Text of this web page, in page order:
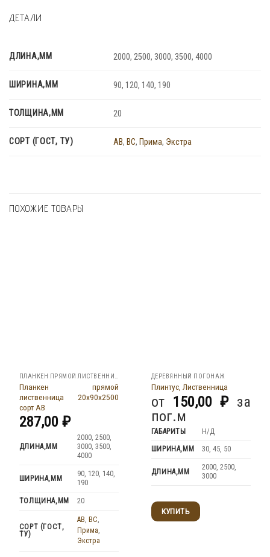
ДЕТАЛИ
ДЛИНА,ММ 2000, 2500, 3000, 3500, 4000
ШИРИНА,ММ 90, 120, 140, 190
ТОЛЩИНА,ММ 20
СОРТ (ГОСТ, ТУ) AB, BC, Прима, Экстра
ПОХОЖИЕ ТОВАРЫ
Планкен прямой
лиственница 20x90x2500
сорт АВ
287,00 ₽
ДЛИНА,ММ
2000, 2500,
3000, 3500,
4000
ШИРИНА,ММ
90, 120, 140,
190
ТОЛЩИНА,ММ 20
СОРТ (ГОСТ,
ТУ)
AB, BC,
Прима,
Экстра
ДЕРЕВЯННЫЙ ПОГОНАЖ
Плинтус, Лиственница
от 150,00₽за
пог.м
ГАБАРИТЫ Н/Д
ШИРИНА,ММ 30, 45, 50
ДЛИНА,ММ
2000, 2500,
3000
КУПИТЬ